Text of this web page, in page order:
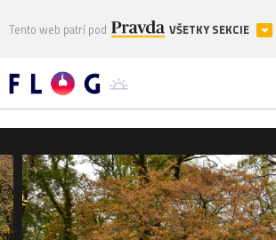
Tento web patrí pod VŠETKY SEKCIE